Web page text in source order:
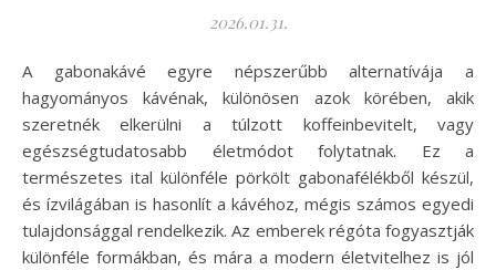
2026.01.31.
A gabonakávé egyre népszerűbb alternatívája a
hagyományos kávénak, különösen azok körében, akik
szeretnék elkerülni a túlzott koffeinbevitelt, vagy
egészségtudatosabb életmódot folytatnak. Ez a
természetes ital különféle pörkölt gabonafélékből készül,
és ízvilágában is hasonlít a kávéhoz, mégis számos egyedi
tulajdonsággal rendelkezik. Az emberek régóta fogyasztják
különféle formákban, és mára a modern életvitelhez is jól